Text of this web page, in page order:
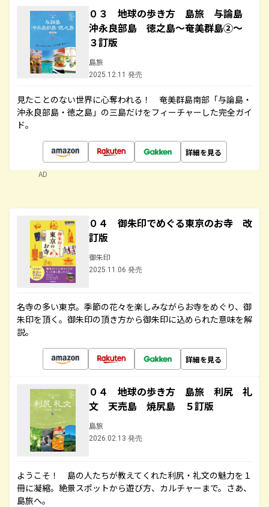
０３ 地球の歩き方 島旅 与論島
沖永良部島 徳之島～奄美群島②～
３訂版
島旅
2025.12.11 発売
見たことのない世界に心奪われる！ 奄美群島南部「与論島・
沖永良部島・徳之島」の三島だけをフィーチャーした完全ガイ
ド。
詳細を見る
AD
０４ 御朱印でめぐる東京のお寺 改
訂版
御朱印
2025.11.06 発売
名寺の多い東京。季節の花々を楽しみながらお寺をめぐり、御
朱印を頂く。御朱印の頂き方から御朱印に込められた意味を解
説。
詳細を見る
０４ 地球の歩き方 島旅 利尻 礼
文 天売島 焼尻島 ５訂版
島旅
2026.02.13 発売
ようこそ！ 島の人たちが教えてくれた利尻・礼文の魅力を１
冊に凝縮。絶景スポットから遊び方、カルチャーまで。さあ、
島旅へ。